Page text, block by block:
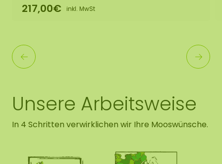
217,00€ inkl. MwSt
Unsere Arbeitsweise
In 4 Schritten verwirklichen wir Ihre Mooswünsche.